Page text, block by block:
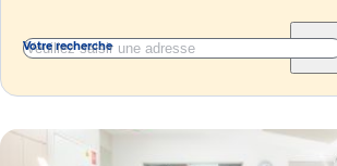
Votre recherche